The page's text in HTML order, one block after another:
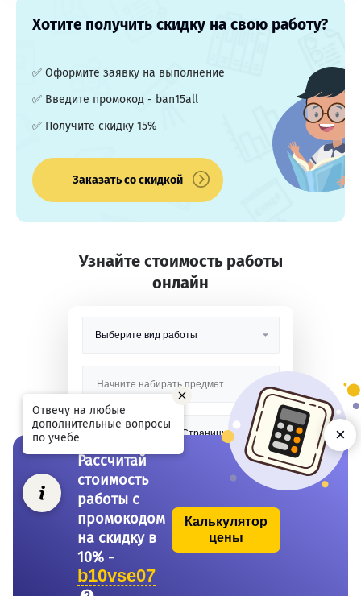
Хотите получить скидку на свою работу?
✅ Оформите заявку на выполнение
✅ Введите промокод - ban15all
✅ Получите скидку 15%
Заказать со скидкой
Узнайте стоимость работы
онлайн
У меня есть промокод
Рассчитай
стоимость
работы с
промокодом
на скидку в
10% -
b10vse07
Калькулятор
цены
×
Отвечу на любые
дополнительные вопросы
по учебе